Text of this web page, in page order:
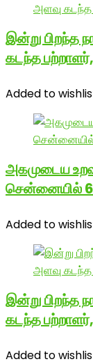
இன்று பிறந்த
கடந்த
Added to
அகமுடைய
சென்னையில்
Added to
இன்று பிறந்த
கடந்த
Added to